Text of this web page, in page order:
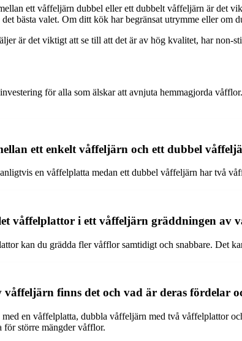
ett våffeljärn dubbel eller ett dubbelt våffeljärn är det
bästa valet. Om ditt kök har begränsat utrymme eller
är det viktigt att se till att det är av hög kvalitet, har non-
för alla som älskar att avnjuta hemmagjorda
ett enkelt våffeljärn och ett dubbel
en våffelplatta medan ett dubbel våffeljärn har två
våffelplattor i ett våffeljärn gräddningen av
kan du grädda fler våfflor samtidigt och snabbare. Det
finns det och vad är deras fördelar
en våffelplatta, dubbla våffeljärn med två våffelplattor
större mängder våfflor.